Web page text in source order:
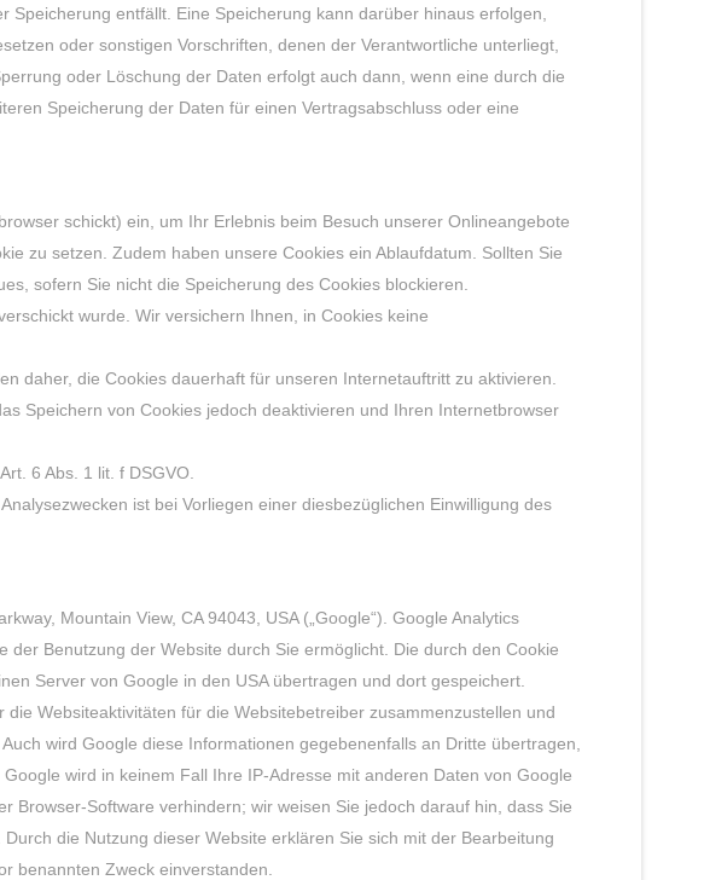
entfällt. Eine Speicherung kann darüber hinaus erfolgen,
oder sonstigen Vorschriften, denen der Verantwortliche unterliegt,
oder Löschung der Daten erfolgt auch dann, wenn eine durch die
Speicherung der Daten für einen Vertragsabschluss oder eine
schickt) ein, um Ihr Erlebnis beim Besuch unserer Onlineangebote
zu setzen. Zudem haben unsere Cookies ein Ablaufdatum. Sollten Sie
sofern Sie nicht die Speicherung des Cookies blockieren.
wurde. Wir versichern Ihnen, in Cookies keine
daher, die Cookies dauerhaft für unseren Internetauftritt zu aktivieren.
Speichern von Cookies jedoch deaktivieren und Ihren Internetbrowser
6 Abs. 1 lit. f DSGVO.
ist bei Vorliegen einer diesbezüglichen Einwilligung des
Mountain View, CA 94043, USA („Google“). Google Analytics
Benutzung der Website durch Sie ermöglicht. Die durch den Cookie
Server von Google in den USA übertragen und dort gespeichert.
Websiteaktivitäten für die Websitebetreiber zusammenzustellen und
wird Google diese Informationen gegebenenfalls an Dritte übertragen,
wird in keinem Fall Ihre IP-Adresse mit anderen Daten von Google
Browser-Software verhindern; wir weisen Sie jedoch darauf hin, dass Sie
die Nutzung dieser Website erklären Sie sich mit der Bearbeitung
benannten Zweck einverstanden.